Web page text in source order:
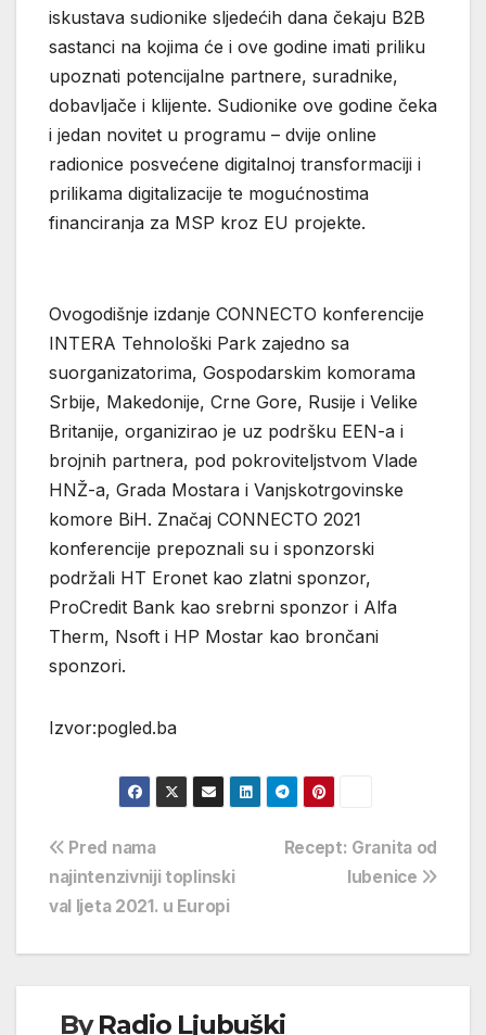
iskustava sudionike sljedećih dana čekaju B2B
sastanci na kojima će i ove godine imati priliku
upoznati potencijalne partnere, suradnike,
dobavljače i klijente. Sudionike ove godine čeka
i jedan novitet u programu – dvije online
radionice posvećene digitalnoj transformaciji i
prilikama digitalizacije te mogućnostima
financiranja za MSP kroz EU projekte.
Ovogodišnje izdanje CONNECTO konferencije
INTERA Tehnološki Park zajedno sa
suorganizatorima, Gospodarskim komorama
Srbije, Makedonije, Crne Gore, Rusije i Velike
Britanije, organizirao je uz podršku EEN-a i
brojnih partnera, pod pokroviteljstvom Vlade
HNŽ-a, Grada Mostara i Vanjskotrgovinske
komore BiH. Značaj CONNECTO 2021
konferencije prepoznali su i sponzorski
podržali HT Eronet kao zlatni sponzor,
ProCredit Bank kao srebrni sponzor i Alfa
Therm, Nsoft i HP Mostar kao brončani
sponzori.
Izvor:pogled.ba
Navigacija
objava
Recept: Granita od
lubenice
Pred nama
najintenzivniji toplinski
val ljeta 2021. u Europi
ByRadio Ljubuški